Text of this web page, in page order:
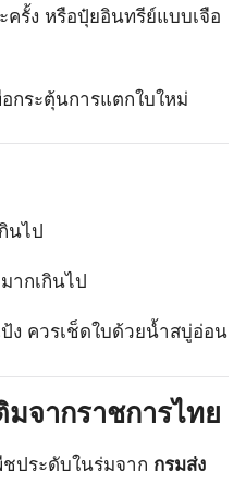
ครั้ง หรือปุ๋ยอินทรีย์แบบเจือ
กระตุ้นการแตกใบใหม่
นไป
ากเกินไป
ง ควรเช็ดใบด้วยน้ำสบู่อ่อน
จากราชการไทย
ประดับในร่มจาก กรมส่ง